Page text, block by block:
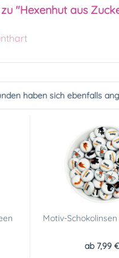
"Hexenhut aus
haben sich ebenfalls
Motiv-
ab 7,99